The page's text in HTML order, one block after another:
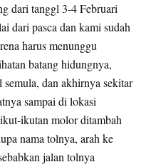
dari tanggl 3-4 Februari
dari pasca dan kami sudah
harus menunggu
batang hidungnya,
dan akhirnya sekitar
sampai di lokasi
ikutan molor ditambah
nama tolnya, arah ke
jalan tolnya